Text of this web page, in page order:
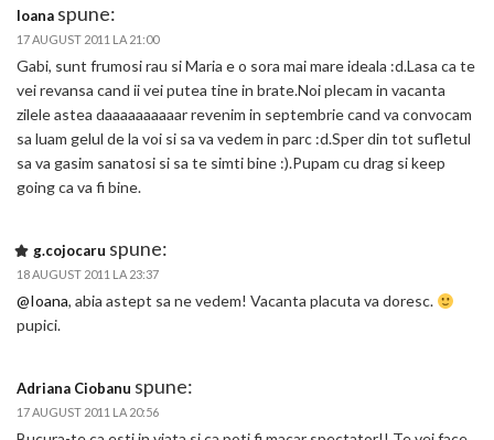
Ioana spune:
17 AUGUST 2011 LA 21:00
Gabi, sunt frumosi rau si Maria e o sora mai mare ideala :d.Lasa ca te
vei revansa cand ii vei putea tine in brate.Noi plecam in vacanta
zilele astea daaaaaaaaaar revenim in septembrie cand va convocam
sa luam gelul de la voi si sa va vedem in parc :d.Sper din tot sufletul
sa va gasim sanatosi si sa te simti bine :).Pupam cu drag si keep
going ca va fi bine.
g.cojocaru spune:
18 AUGUST 2011 LA 23:37
@Ioana, abia astept sa ne vedem! Vacanta placuta va doresc.
pupici.
Adriana Ciobanu spune:
17 AUGUST 2011 LA 20:56